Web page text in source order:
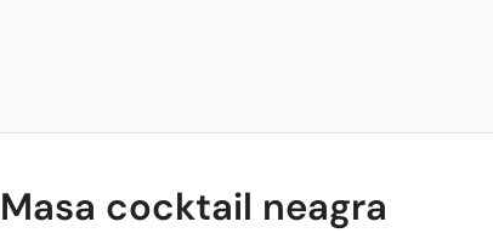
Masa cocktail neagra